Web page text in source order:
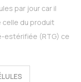
par jour car il
celle du produit
estérifiée (RTG) ce